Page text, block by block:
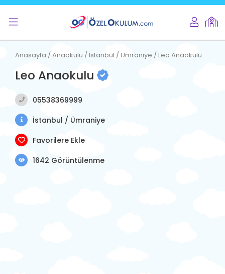
Anasayfa / Anaokulu / İstanbul / Ümraniye / Leo Anaokulu
Leo Anaokulu
05538369999
İstanbul / Ümraniye
Favorilere Ekle
1642 Görüntülenme